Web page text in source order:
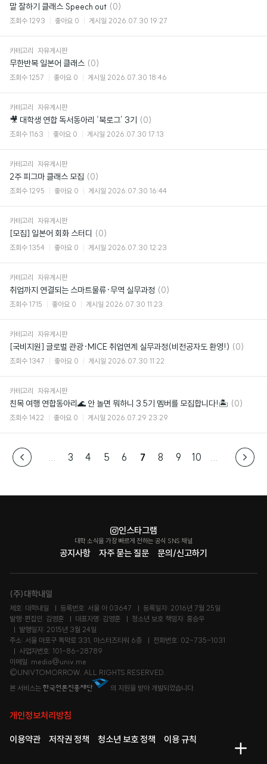
메
말 잘하기 클래스 Speech out 댓
글
(0)
조회수 1293 좋아요 0 게시일 2026.07.30 19:27
카테고리 자유게시판
무한반복 일본어 클래스 댓
글
(0)
조회수 1257 좋아요 0 게시일 2026.07.30 18:46
카테고리 자유게시판
🎥 대학생 연합 독서동아리 ‘북로그’ 3기
댓
글
(0)
조회수 1163 좋아요 0 게시일 2026.07.30 17:13
카테고리 자유게시판
2주 피그마 클래스 모집 댓
글
(0)
조회수 1295 좋아요 0 게시일 2026.07.30 16:44
카테고리 자유게시판
[모집] 일본어 회화 스터디 댓
글
(0)
조회수 1354 좋아요 0 게시일 2026.07.30 12:23
카테고리 자유게시판
취업까지 연결되는 스마트물류·무역 실무과정 댓
글
(0)
조회수 1715 좋아요 0 게시일 2026.07.30 11:23
카테고리 자유게시판
[국비지원] 글로벌 관광·MICE 취업연계 실무과정(비전공자도 환영!) 댓
(0)
조회수 1347 좋아요 0 게시일 2026.07.30 11:22
카테고리 자유게시판
친목 여행 연합동아리🌊 안 놀면 뭐하니 3.5기 멤버를 모집합니다!🏝 댓
(0)
조회수 1422 좋아요 0 게시일 2026.07.29 23:29
3 4 5 6 7 8 9 10
공지사항 자주 묻는 질문 문의/신고하기
인스타그램
대학 소식을 가장 빠르게 전하는 공식 SNS 채널
(주)대학내일
제호: 대학내일 등록번호: 서울 아 03647
등록일자: 2016년 7월 25일
발행·편집인: 김영훈
대표자명: 김영훈
청소년 보호 책임자: 홍승우
발행일자: 2015년 3월 24일
주소: 서울 마포구 독막로 331, 마스터즈타워 6층
전화번호: 02-735-1031
사업자번호: 101-86-28789
이메일: media@univ.me
©UNIVTOMORROW. ALL RIGHTS RESERVED.
본 서비스는
의 지원을 받아 개발되었습니다.
개인정보처리방침
이용약관 저작권 정책 청소년 보호 정책 이용 규칙